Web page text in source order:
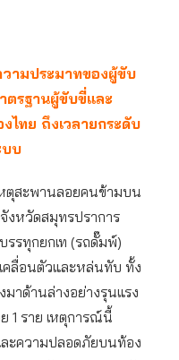
ามประมาทของผู้ขับ
ตรฐานผู้ขับขี่และ
ทย ถึงเวลายกระดับ
บบ
ตุสะพานลอยคนข้ามบน
งหวัดสมุทรปราการ
รรทุกยกเท (รถดั๊มพ์)
คลื่อนตัวและหล่นทับ ทั้ง
าด้านล่างอย่างรุนแรง
1 ราย เหตุการณ์นี้
ะความปลอดภัยบนท้อง